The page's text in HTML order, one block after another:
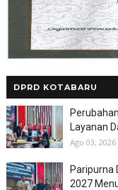
DPRD KOTABARU
Layanan
Ago 03, 2026
Paripurna
2027